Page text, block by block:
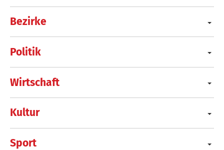
Bezirke
Politik
Wirtschaft
Kultur
Sport